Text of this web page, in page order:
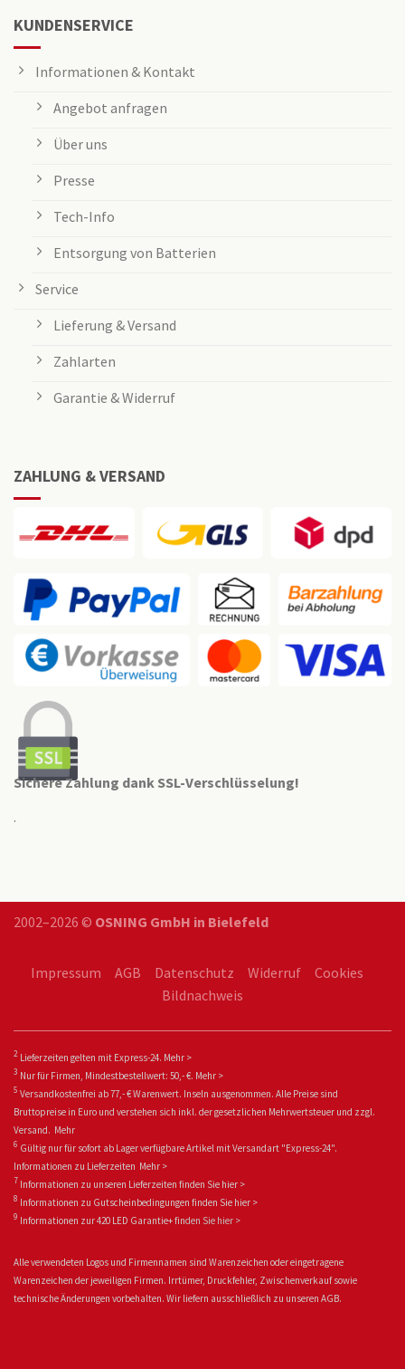
KUNDENSERVICE
Informationen & Kontakt
Angebot anfragen
Über uns
Presse
Tech-Info
Entsorgung von Batterien
Service
Lieferung & Versand
Zahlarten
Garantie & Widerruf
ZAHLUNG & VERSAND
Sichere Zahlung dank SSL-Verschlüsselung!
.
2002–2026 © OSNING GmbH in Bielefeld
Impressum AGB Datenschutz Widerruf
Cookies
Bildnachweis
2 Lieferzeiten gelten mit Express-24. Mehr >
3 Nur für Firmen, Mindestbestellwert: 50,- €. Mehr >
5 Versandkostenfrei ab 77,- € Warenwert. Inseln ausgenommen. Alle Preise sind
Bruttopreise in Euro und verstehen sich inkl. der gesetzlichen Mehrwertsteuer und zzgl.
Versand. Mehr
6 Gültig nur für sofort ab Lager verfügbare Artikel mit Versandart "Express-24".
Informationen zu Lieferzeiten Mehr >
7 Informationen zu unseren Lieferzeiten finden Sie hier >
8 Informationen zu Gutscheinbedingungen finden Sie hier >
9 Informationen zur 420 LED Garantie+ finden Sie hier >
Alle verwendeten Logos und Firmennamen sind Warenzeichen oder eingetragene
Warenzeichen der jeweiligen Firmen. Irrtümer, Druckfehler, Zwischenverkauf sowie
technische Änderungen vorbehalten. Wir liefern ausschließlich zu unseren AGB.